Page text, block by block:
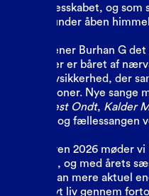
og i fællesskabet, og
sunget under åben
Live forener Burhan G
koncerter er båret af
rolig selvsikkerhed, der
generationer. Nye sange
Mest Ondt, Kalder
, og fællessangen
Sommeren 2026 møder
er på vej, og med årets
TV2 er han mere aktuel
sange nyt liv gennem